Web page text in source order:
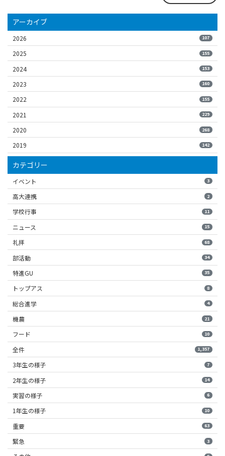
アーカイブ
2026 107
2025 155
2024 153
2023 160
2022 155
2021 229
2020 268
2019 142
カテゴリー
イベント 3
高大連携 2
学校行事 11
ニュース 15
礼拝 68
部活動 34
特進GU 35
トップアス 8
総合進学 4
機農 21
フード 10
全件 1,357
3年生の様子 7
2年生の様子 14
実習の様子 6
1年生の様子 10
重要 63
緊急 3